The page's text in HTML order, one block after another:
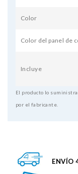
Color
Color del panel de
Incluye
El producto lo
por el fabricante.
ENVÍO